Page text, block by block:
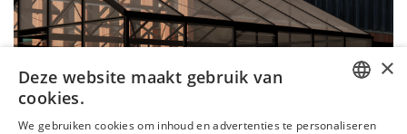
×
Deze website maakt gebruik van
cookies.
We gebruiken cookies om inhoud en advertenties te personaliseren